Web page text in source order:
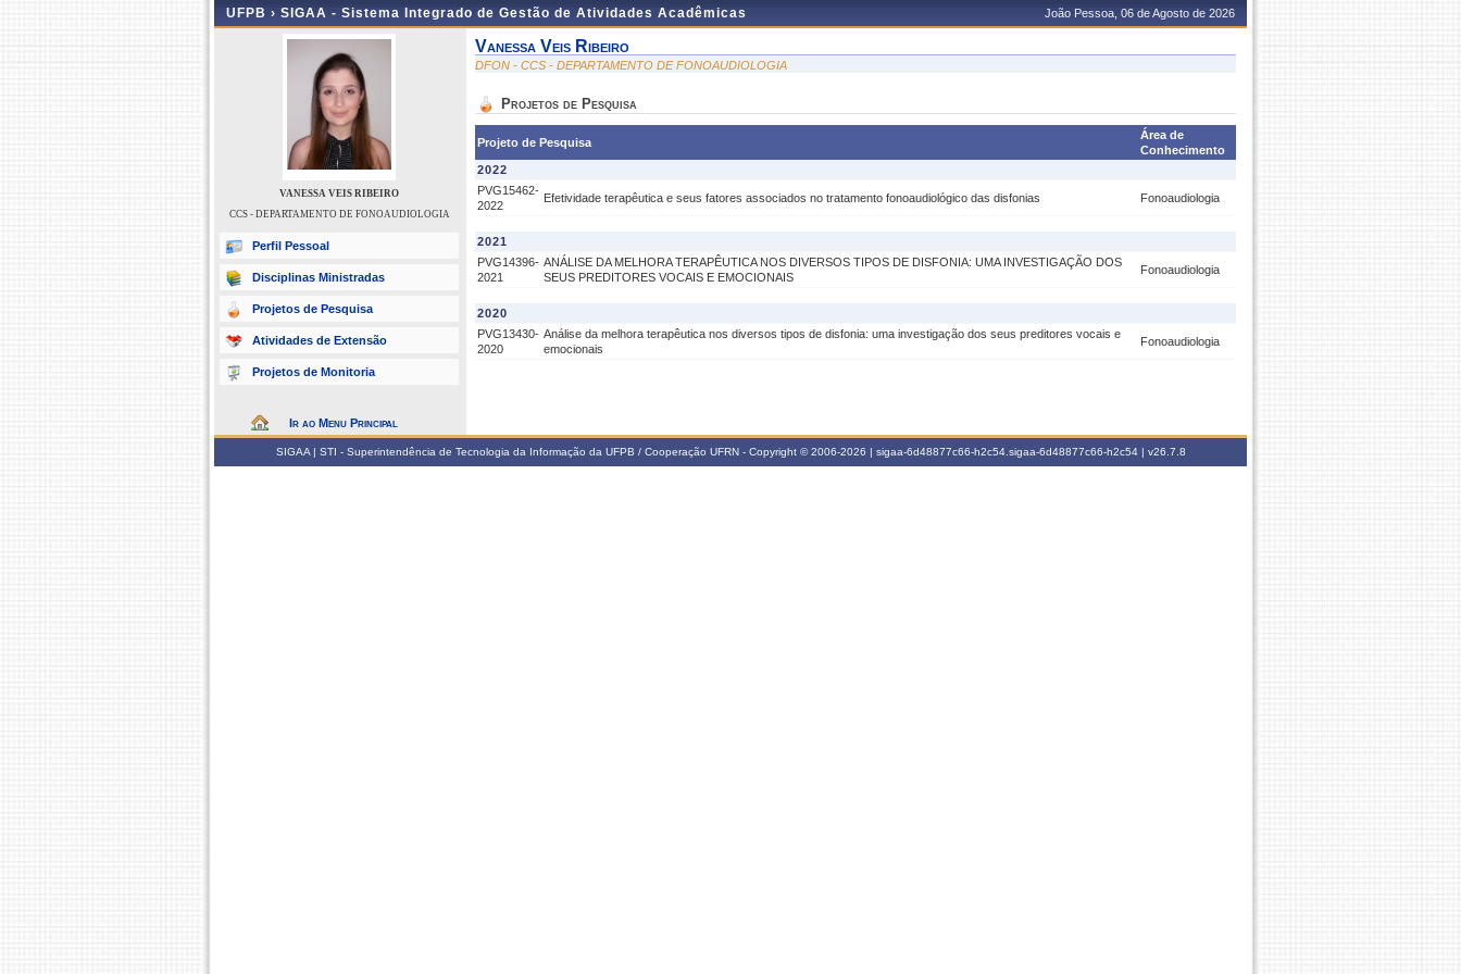
UFPB › SIGAA - Sistema Integrado de Gestão de Atividades Acadêmicas João Pessoa, 06 de Agosto de 2026
VANESSA VEIS RIBEIRO
CCS - DEPARTAMENTO DE FONOAUDIOLOGIA
Perfil Pessoal
Disciplinas Ministradas
Projetos de Pesquisa
Atividades de Extensão
Projetos de Monitoria
Ir ao Menu Principal
Vanessa Veis Ribeiro
DFON - CCS - DEPARTAMENTO DE FONOAUDIOLOGIA
Projetos de Pesquisa
Projeto de Pesquisa
Área de
Conhecimento
2022
PVG15462-
2022
Efetividade terapêutica e seus fatores associados no tratamento fonoaudiológico das disfonias Fonoaudiologia
2021
PVG14396-
2021
ANÁLISE DA MELHORA TERAPÊUTICA NOS DIVERSOS TIPOS DE DISFONIA: UMA INVESTIGAÇÃO DOS
SEUS PREDITORES VOCAIS E EMOCIONAIS
Fonoaudiologia
2020
PVG13430-
2020
Análise da melhora terapêutica nos diversos tipos de disfonia: uma investigação dos seus preditores vocais e
emocionais
Fonoaudiologia
SIGAA | STI - Superintendência de Tecnologia da Informação da UFPB / Cooperação UFRN - Copyright © 2006-2026 | sigaa-6d48877c66-h2c54.sigaa-6d48877c66-h2c54 | v26.7.8